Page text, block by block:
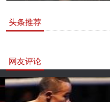
头条推荐
网友评论